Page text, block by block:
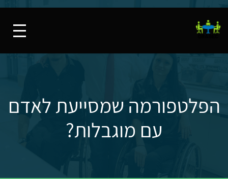
הפלטפורמה שמסייעת לאדם
עם מוגבלות?